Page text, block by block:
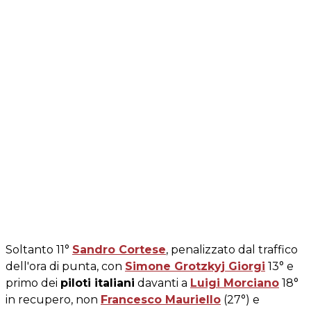
Soltanto 11° Sandro Cortese, penalizzato dal traffico
dell'ora di punta, con Simone Grotzkyj Giorgi 13° e
primo dei piloti italiani davanti a Luigi Morciano 18°
in recupero, non Francesco Mauriello (27°) e